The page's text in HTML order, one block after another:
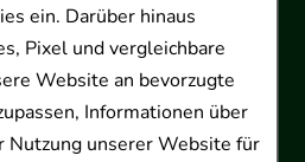
ein. Darüber hinaus
Pixel und vergleichbare
Website an bevorzugte
Informationen über
Nutzung unserer Website für